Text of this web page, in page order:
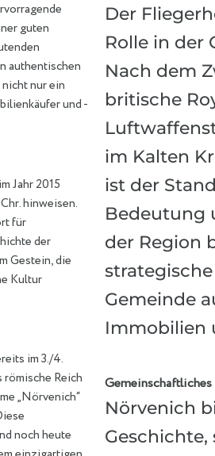
guten
authentischen
nur ein
und -
Jahr 2015
hinweisen.
für
der
Gestein, die
Kultur
im 3./4.
römische Reich
„Nörvenich“
noch heute
Der
Rolle in der
Nach dem
britische
im Kalten
ist der
Bedeutung
der Region
Gemeinde
Immobilien
Nörvenich